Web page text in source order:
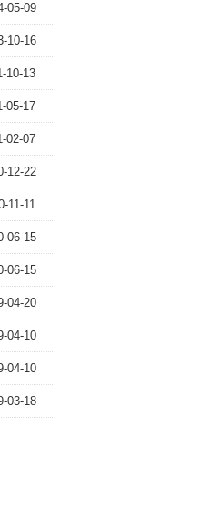
05-09
10-16
10-13
05-17
02-07
12-22
11-11
06-15
06-15
04-20
04-10
04-10
03-18